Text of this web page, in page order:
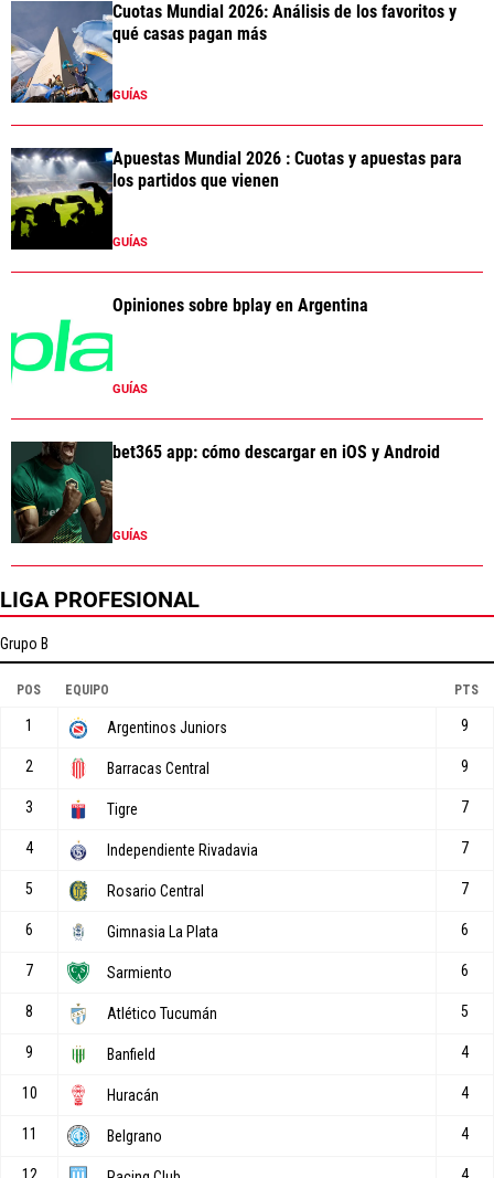
Cuotas Mundial 2026: Análisis de los favoritos y
qué casas pagan más
GUÍAS
Apuestas Mundial 2026 : Cuotas y apuestas para
los partidos que vienen
GUÍAS
Opiniones sobre bplay en Argentina
GUÍAS
bet365 app: cómo descargar en iOS y Android
GUÍAS
LIGA PROFESIONAL